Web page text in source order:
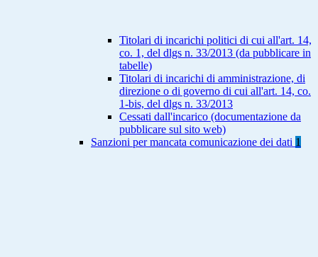
Titolari di incarichi politici di cui all'art. 14,
co. 1, del dlgs n. 33/2013 (da pubblicare in
tabelle)
Titolari di incarichi di amministrazione, di
direzione o di governo di cui all'art. 14, co.
1-bis, del dlgs n. 33/2013
Cessati dall'incarico (documentazione da
pubblicare sul sito web)
Sanzioni per mancata comunicazione dei dati 1